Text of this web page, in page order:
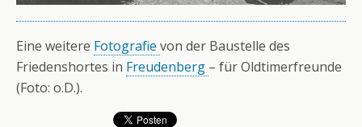
Eine weitere Fotografie von der Baustelle des
Friedenshortes in Freudenberg – für Oldtimerfreunde
(Foto: o.D.).